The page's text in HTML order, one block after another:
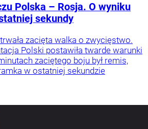
Polska – Rosja. O wyniku
sekundy
zacięta walka o zwycięstwo.
Polski postawiła twarde warunki
zaciętego boju był remis,
w ostatniej sekundzie